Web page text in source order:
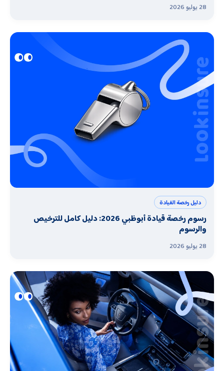
28 يوليو 2026
دليل رخصة القيادة
رسوم رخصة قيادة أبوظبي 2026: دليل كامل للترخيص
والرسوم
28 يوليو 2026